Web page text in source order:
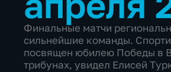
Финальные матчи
сильнейшие команды.
посвящен юбилею Победы в
трибунах, увидел Елисей